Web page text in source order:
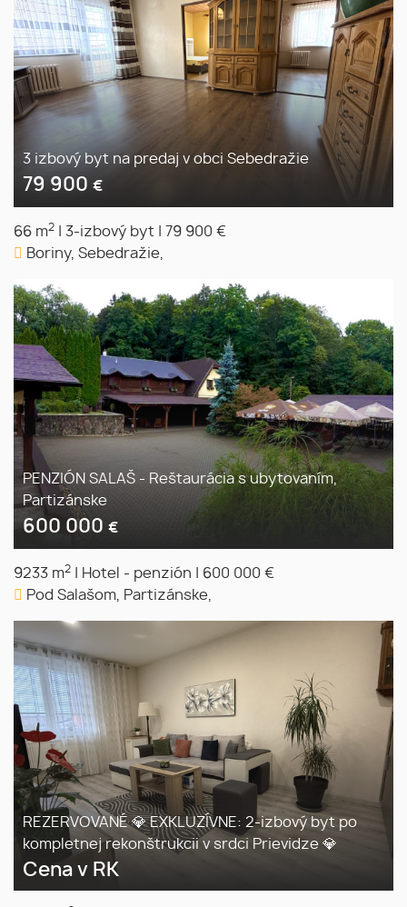
3 izbový byt na predaj v obci Sebedražie
79 900 €
66 m2 3-izbový byt
79 900 €
Boriny, Sebedražie,
PENZIÓN SALAŠ - Reštaurácia s ubytovaním,
Partizánske
600 000 €
9233 m2 Hotel - penzión
600 000 €
Pod Salašom, Partizánske,
REZERVOVANÉ 💎 EXKLUZÍVNE: 2-izbový byt po
kompletnej rekonštrukcii v srdci Prievidze 💎
Cena v RK